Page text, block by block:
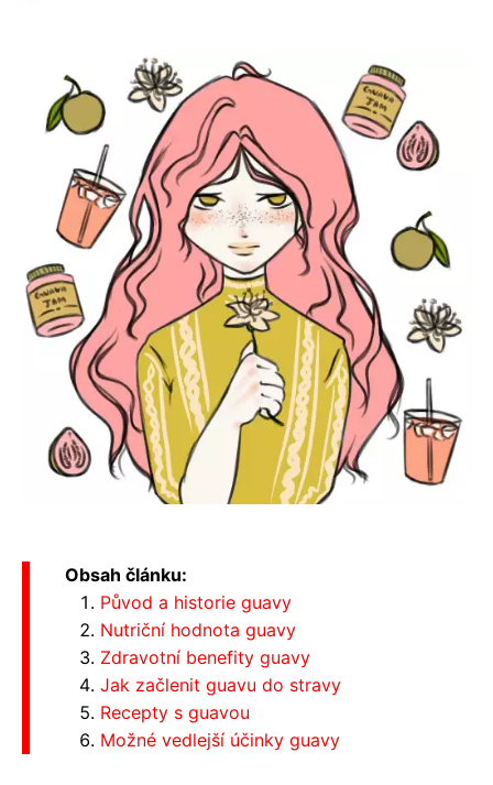
Obsah článku:
Původ a historie guavy
Nutriční hodnota guavy
Zdravotní benefity guavy
Jak začlenit guavu do stravy
Recepty s guavou
Možné vedlejší účinky guavy